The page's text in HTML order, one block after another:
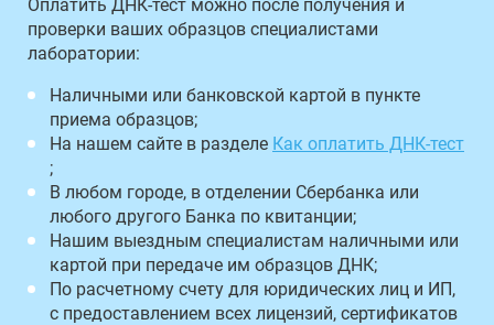
Оплатить ДНК-тест можно после получения и
проверки ваших образцов специалистами
лаборатории:
Наличными или банковской картой в пункте
приема образцов;
На нашем сайте в разделе Как оплатить ДНК-тест
;
В любом городе, в отделении Сбербанка или
любого другого Банка по квитанции;
Нашим выездным специалистам наличными или
картой при передаче им образцов ДНК;
По расчетному счету для юридических лиц и ИП,
с предоставлением всех лицензий, сертификатов